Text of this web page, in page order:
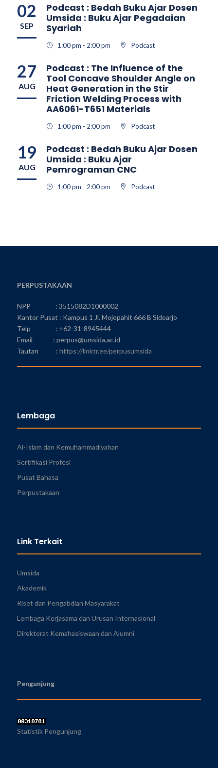
02
SEP
Podcast : Bedah Buku Ajar Dosen
Umsida : Buku Ajar Pegadaian
Syariah
1:00 pm - 2:00 pm Podcast
27
AUG
Podcast : The Influence of the
Tool Concave Shoulder Angle on
Heat Generation in the Stir
Friction Welding Process with
AA6061-T651 Materials
1:00 pm - 2:00 pm Podcast
19
AUG
Podcast : Bedah Buku Ajar Dosen
Umsida : Buku Ajar
Pemrograman CNC
1:00 pm - 2:00 pm Podcast
PERPUSTAKAAN
NPP : 3515082D1000002
Kantor Pusat : Kampus 1 Jl. Mojopahit 666 B Sidoarjo
Telp : +62-31-8945444
Email : perpus@umsida.ac.id
Tautan : https://linktr.ee/perpusumsida
Lembaga
Al-Islam dan Kemuhammadiyahan
Sertifikasi Profesi
Pusat Bahasa
Perpustakaan
Link Terkait
Umsida
Akademik
Riset dan Pengabdian Masyarakat
Lembaga Kerjasama dan Urusan Internasional
Direktorat Kemahasiswaan dan Alumni
Pengunjung
Statistik Pengunjung